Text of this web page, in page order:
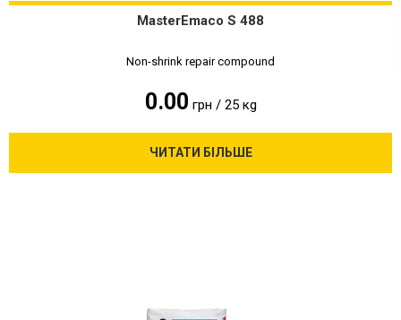
MasterEmaco S 488
Non-shrink repair compound
0.00 грн / 25 кg
ЧИТАТИ БІЛЬШЕ